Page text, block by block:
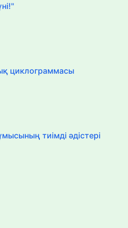
циклограммасы
тиімді әдістері